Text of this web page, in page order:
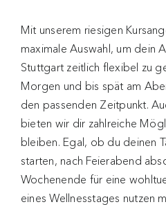
Mit unserem riesigen
maximale Auswahl, um dein
Stuttgart zeitlich flexibel zu
Morgen und bis spät am
den passenden Zeitpunkt.
bieten wir dir zahlreiche
bleiben. Egal, ob du deinen
starten, nach Feierabend
Wochenende für eine
eines Wellnesstages nutzen